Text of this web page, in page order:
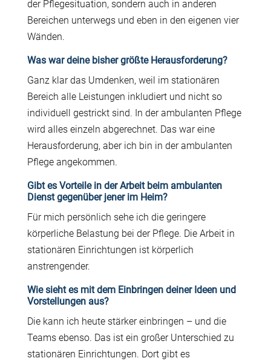
der Pflegesituation, sondern auch in anderen
Bereichen unterwegs und eben in den eigenen vier
Wänden.
Was war deine bisher größte Herausforderung?
Ganz klar das Umdenken, weil im stationären
Bereich alle Leistungen inkludiert und nicht so
individuell gestrickt sind. In der ambulanten Pflege
wird alles einzeln abgerechnet. Das war eine
Herausforderung, aber ich bin in der ambulanten
Pflege angekommen.
Gibt es Vorteile in der Arbeit beim ambulanten
Dienst gegenüber jener im Heim?
Für mich persönlich sehe ich die geringere
körperliche Belastung bei der Pflege. Die Arbeit in
stationären Einrichtungen ist körperlich
anstrengender.
Wie sieht es mit dem Einbringen deiner Ideen und
Vorstellungen aus?
Die kann ich heute stärker einbringen – und die
Teams ebenso. Das ist ein großer Unterschied zu
stationären Einrichtungen. Dort gibt es